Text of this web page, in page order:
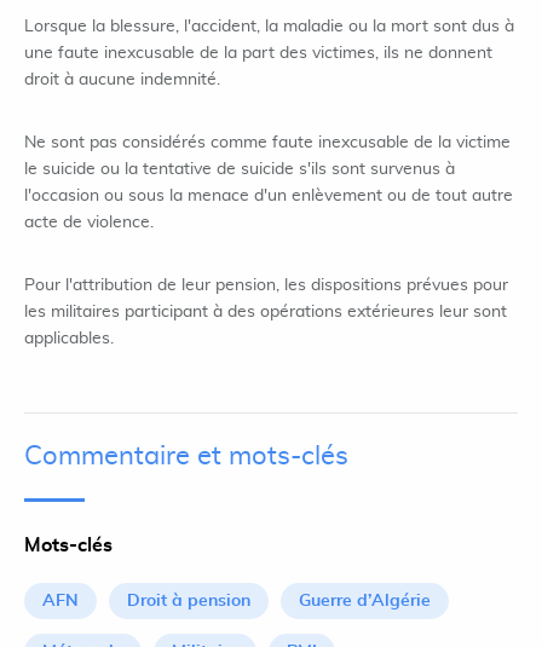
Lorsque la blessure, l'accident, la maladie ou la mort sont dus à
une faute inexcusable de la part des victimes, ils ne donnent
droit à aucune indemnité.
Ne sont pas considérés comme faute inexcusable de la victime
le suicide ou la tentative de suicide s'ils sont survenus à
l'occasion ou sous la menace d'un enlèvement ou de tout autre
acte de violence.
Pour l'attribution de leur pension, les dispositions prévues pour
les militaires participant à des opérations extérieures leur sont
applicables.
Commentaire et mots-clés
Mots-clés
AFN Droit à pension Guerre d’Algérie